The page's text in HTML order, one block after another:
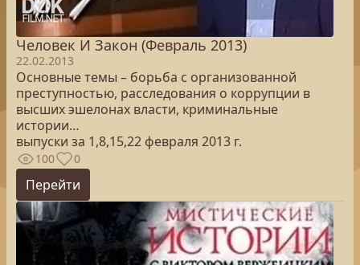
Человек И Закон (Февраль 2013)
22.02.2013
Основные темы – борьба с организованной
преступностью, расследования о коррупции в
высших эшелонах власти, криминальные
истории…
выпуски за 1,8,15,22 февраля 2013 г.
100 0
Перейти